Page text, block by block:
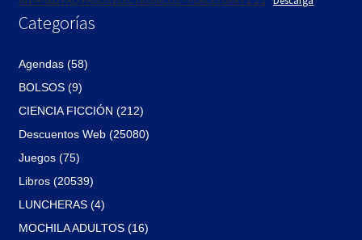
Categorías
Agendas (58)
BOLSOS (9)
CIENCIA FICCIÓN (212)
Descuentos Web (25080)
Juegos (75)
Libros (20539)
LUNCHERAS (4)
MOCHILA ADULTOS (16)